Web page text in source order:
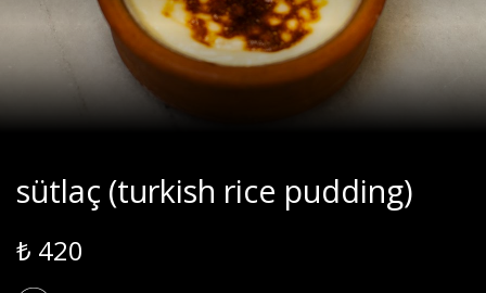
sütlaç (turkish rice pudding)
₺ 420